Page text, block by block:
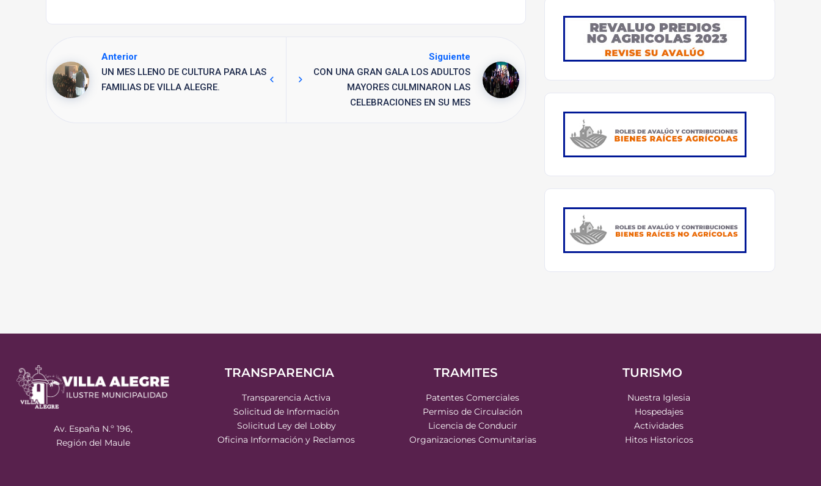
Anterior
UN MES LLENO DE CULTURA PARA LAS
FAMILIAS DE VILLA ALEGRE.
Siguiente
CON UNA GRAN GALA LOS ADULTOS
MAYORES CULMINARON LAS
CELEBRACIONES EN SU MES
Av. España N.º 196,
Región del Maule
TRANSPARENCIA
Transparencia Activa
Solicitud de Información
Solicitud Ley del Lobby
Oficina Información y Reclamos
TRAMITES
Patentes Comerciales
Permiso de Circulación
Licencia de Conducir
Organizaciones Comunitarias
TURISMO
Nuestra Iglesia
Hospedajes
Actividades
Hitos Historicos